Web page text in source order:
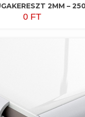
2MM –
0 FT